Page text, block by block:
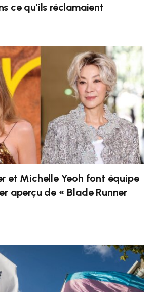
ce qu'ils réclamaient
et Michelle Yeoh font équipe
aperçu de « Blade Runner